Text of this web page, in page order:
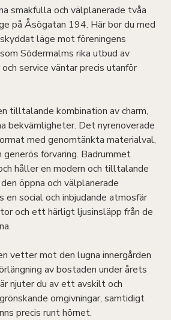
smakfulla och välplanerade tvåa
på Åsögatan 194. Här bor du med
läge mot föreningens
Södermalms rika utbud av
service väntar precis utanför
tilltalande kombination av charm,
bekvämligheter. Det nyrenoverade
med genomtänkta materialval,
förvaring. Badrummet
håller en modern och tilltalande
öppna och välplanerade
en social och inbjudande atmosfär
och ett härligt ljusinsläpp från de
vetter mot den lugna innergården
av bostaden under årets
njuter du av ett avskilt och
omgivningar, samtidigt
precis runt hörnet.